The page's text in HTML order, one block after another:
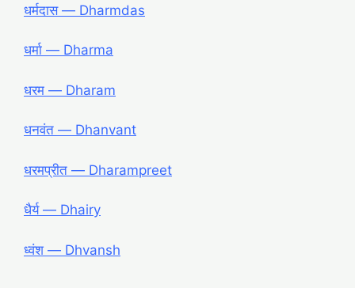
धर्मदास ― Dharmdas
धर्मा ― Dharma
धरम ― Dharam
धनवंत ― Dhanvant
धरमप्रीत ― Dharampreet
धैर्य ― Dhairy
ध्वंश ― Dhvansh